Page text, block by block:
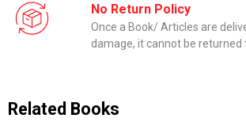
No Return Policy
Once a Book/ Articles are
damage, it cannot be returned
Related Books